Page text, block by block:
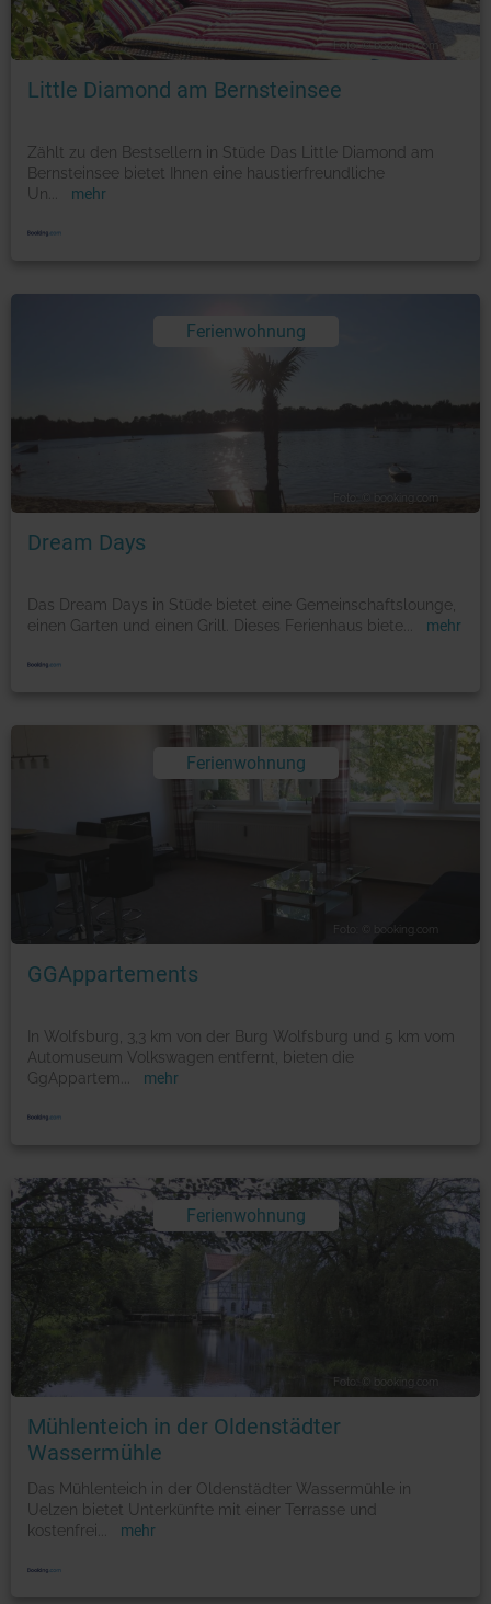
Foto: © booking.com
Little Diamond am Bernsteinsee
Zählt zu den Bestsellern in Stüde Das Little Diamond am
Bernsteinsee bietet Ihnen eine haustierfreundliche
Un
mehr
Ferienwohnung
Foto: © booking.com
Dream Days
Das Dream Days in Stüde bietet eine Gemeinschaftslounge,
einen Garten und einen Grill. Dieses Ferienhaus biete
mehr
Ferienwohnung
Foto: © booking.com
GGAppartements
In Wolfsburg, 3,3 km von der Burg Wolfsburg und 5 km vom
Automuseum Volkswagen entfernt, bieten die
GgAppartem
mehr
Ferienwohnung
Foto: © booking.com
Mühlenteich in der Oldenstädter
Wassermühle
Das Mühlenteich in der Oldenstädter Wassermühle in
Uelzen bietet Unterkünfte mit einer Terrasse und
kostenfrei
mehr